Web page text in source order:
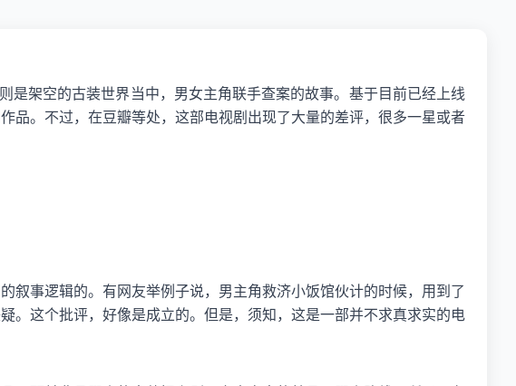
架空的古装世界当中，男女主角联手查案的故事。基于目前已经上线
品。不过，在豆瓣等处，这部电视剧出现了大量的差评，很多一星或者
叙事逻辑的。有网友举例子说，男主角救济小饭馆伙计的时候，用到了
。这个批评，好像是成立的。但是，须知，这是一部并不求真求实的电